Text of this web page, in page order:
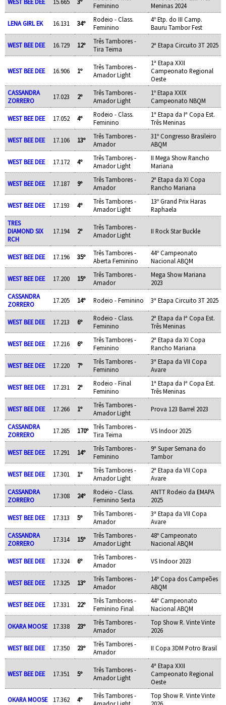
WEST BEE DEE 15.665 3º
Feminino
Meninas 2024
LENA GIRL EK 16.131 34º
Rodeio - Class.
Feminino
4º Etp. do III Camp.
Bauru Tambor Fest
WEST BEE DEE 16.729 12º
Três Tambores -
Tira Teima
2ª Etapa Circuito 3T 2025
WEST BEE DEE 16.906 1º
Três Tambores -
Amador Light
1ª Etapa XXII
Campeonato Regional
Oeste
CASSANDRA
ZORRERO
17.023 2º
Três Tambores -
Amador Light
1º Etapa XXIX
Campeonato NBQM
WEST BEE DEE 17.052 4º
Rodeio - Class.
Feminino
1ª Etapa da Iª Copa Est.
Três Meninas
WEST BEE DEE 17.106 13º
Três Tambores -
Amador
31º Congresso Brasileiro
ABQM
WEST BEE DEE 17.172 4º
Três Tambores -
Amador Light
II Mega Show Rancho
Mariana
WEST BEE DEE 17.187 9º
Três Tambores -
Amador
2ª Etapa da XI Copa
Rancho Mariana
WEST BEE DEE 17.193 4º
Três Tambores -
Amador Light
13º Grand Prix Haras
Raphaela
TRES
DIAMOND SIX
RCH
17.194 2º
Três Tambores -
Amador Light
II Rock Star Buckle
WEST BEE DEE 17.196 35º
Três Tambores -
Aberta Feminino
44º Campeonato
Nacional ABQM
WEST BEE DEE 17.200 15º
Três Tambores -
Amador
Mega Show Mariana
2023
CASSANDRA
ZORRERO
17.205 14º Rodeio - Feminino 3ª Etapa Circuito 3T 2025
WEST BEE DEE 17.213 6º
Rodeio - Class.
Feminino
2ª Etapa da Iª Copa Est.
Três Meninas
WEST BEE DEE 17.216 6º
Três Tambores -
Feminino
2ª Etapa da XI Copa
Rancho Mariana
WEST BEE DEE 17.220 7º
Três Tambores -
Feminino
3ª Etapa da VII Copa
Avare
WEST BEE DEE 17.231 2º
Rodeio - Final
Feminino
1ª Etapa da Iª Copa Est.
Três Meninas
WEST BEE DEE 17.266 1º
Três Tambores -
Amador Light
Prova 123 Barrel 2023
CASSANDRA
ZORRERO
17.285 170º
Três Tambores -
Tira Teima
VS Indoor 2025
WEST BEE DEE 17.291 14º
Três Tambores -
Feminino
9ª Super Semana do
Tambor
WEST BEE DEE 17.301 1º
Três Tambores -
Amador Light
2ª Etapa da VII Copa
Avare
CASSANDRA
ZORRERO
17.308 24º
Rodeio - Class.
Feminino Sexta
ANTT Rodeio da EMAPA
2025
WEST BEE DEE 17.313 5º
Três Tambores -
Amador
3ª Etapa da VII Copa
Avare
CASSANDRA
ZORRERO
17.314 15º
Três Tambores -
Amador Light
48º Campeonato
Nacional ABQM
WEST BEE DEE 17.324 6º
Três Tambores -
Amador
VS Indoor 2023
WEST BEE DEE 17.325 13º
Três Tambores -
Amador
14º Copa dos Campeões
ABQM
WEST BEE DEE 17.331 22º
Três Tambores -
Feminino Final
44º Campeonato
Nacional ABQM
OKARA MOOSE 17.338 23º
Três Tambores -
Amador
Top Show R. Vinte Vinte
2026
WEST BEE DEE 17.350 23º
Três Tambores -
Amador
II Copa 3DM Potro Brasil
WEST BEE DEE 17.351 5º
Três Tambores -
Amador Light
4ª Etapa XXII
Campeonato Regional
Oeste
OKARA MOOSE 17.362 4º
Três Tambores -
Top Show R. Vinte Vinte